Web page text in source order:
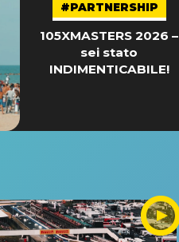
#PARTNERSHIP
105XMASTERS 2026 –
sei stato
INDIMENTICABILE!